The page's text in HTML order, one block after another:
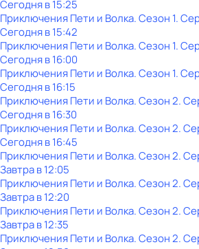
Сегодня в 15:25
Приключения Пети и Волка. Сезон 1.
Сегодня в 15:42
Приключения Пети и Волка. Сезон 1.
Сегодня в 16:00
Приключения Пети и Волка. Сезон 1.
Сегодня в 16:15
Приключения Пети и Волка. Сезон 2.
Сегодня в 16:30
Приключения Пети и Волка. Сезон 2.
Сегодня в 16:45
Приключения Пети и Волка. Сезон 2.
Завтра в 12:05
Приключения Пети и Волка. Сезон 2.
Завтра в 12:20
Приключения Пети и Волка. Сезон 2.
Завтра в 12:35
Приключения Пети и Волка. Сезон 2.